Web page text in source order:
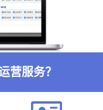
营服务？